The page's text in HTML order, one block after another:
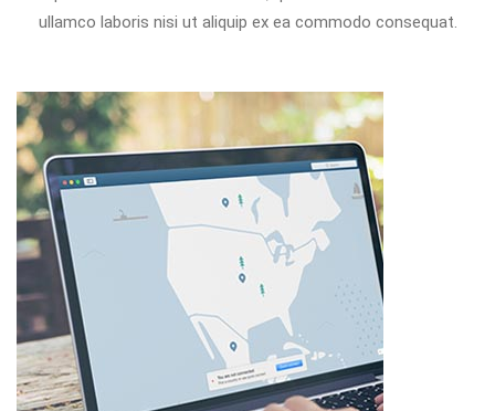
ullamco laboris nisi ut aliquip ex ea commodo consequat.